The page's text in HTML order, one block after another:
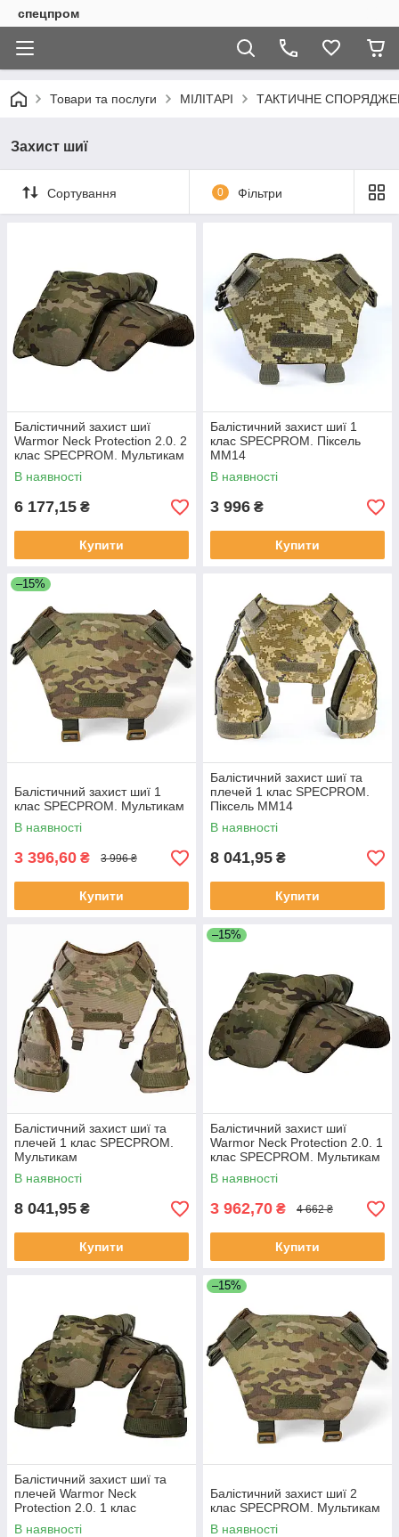
спецпром
Товари та послуги МІЛІТАРІ ТАКТИЧНЕ
Захист шиї
Сортування 0 Фільтри
Балістичний захист шиї
Warmor Neck Protection 2.0. 2
клас SPECPROM. Мультикам
В наявності
6 177,15 ₴
Купити
Балістичний захист шиї 1
клас SPECPROM. Піксель
ММ14
В наявності
3 996 ₴
Купити
–15%
Балістичний захист шиї 1
клас SPECPROM. Мультикам
В наявності
3 396,60 ₴ 3 996 ₴
Купити
Балістичний захист шиї та
плечей 1 клас SPECPROM.
Піксель ММ14
В наявності
8 041,95 ₴
Купити
Балістичний захист шиї та
плечей 1 клас SPECPROM.
Мультикам
В наявності
8 041,95 ₴
Купити
–15%
Балістичний захист шиї
Warmor Neck Protection 2.0. 1
клас SPECPROM. Мультикам
В наявності
3 962,70 ₴ 4 662 ₴
Купити
Балістичний захист шиї та
плечей Warmor Neck
Protection 2.0. 1 клас
SPECPROM. Мультикам
В наявності
–15%
Балістичний захист шиї 2
клас SPECPROM. Мультикам
В наявності